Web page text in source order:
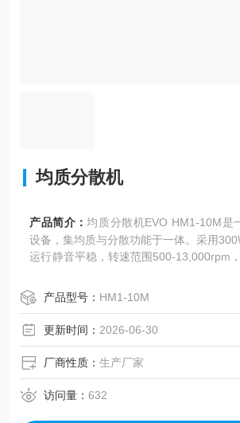
均质分散机
产品简介：均质分散机EVO HM1-10M是
设备，集均质与分散功能于一体。采用
运行静音平稳，转速范围500-13,000rpm
功能，特别适合含乳化粉的湿样品处理。
摸屏和可编程功能（9程序11步骤），操
制造，使其成为生物制药、纳米材料等领域
产品型号： HM1-10M
更新时间： 2026-06-30
厂商性质：生产厂家
访问量：632